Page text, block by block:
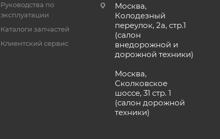
Руководства по
эксплуатации
Каталоги запчастей
Клиентский сервис
Москва,
Колодезный
переулок, 2а, стр.1
(салон
внедорожной и
дорожной техники)
Москва,
Сколковское
шоссе, 31 стр. 1
(салон дорожной
техники)